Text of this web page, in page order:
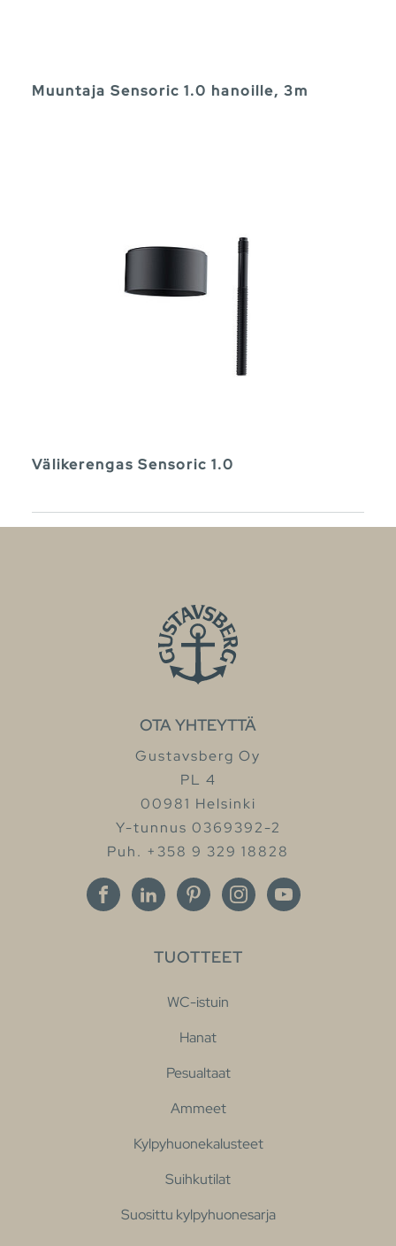
Muuntaja Sensoric 1.0 hanoille, 3m
Välikerengas Sensoric 1.0
OTA YHTEYTTÄ
Gustavsberg Oy
PL 4
00981 Helsinki
Y-tunnus 0369392-2
Puh. +358 9 329 18828
TUOTTEET
WC-istuin
Hanat
Pesualtaat
Ammeet
Kylpyhuonekalusteet
Suihkutilat
Suosittu kylpyhuonesarja